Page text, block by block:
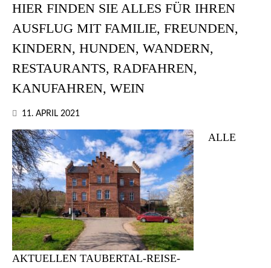
HIER FINDEN SIE ALLES FÜR IHREN
AUSFLUG MIT FAMILIE, FREUNDEN,
KINDERN, HUNDEN, WANDERN,
RESTAURANTS, RADFAHREN,
KANUFAHREN, WEIN
11. APRIL 2021
ALLE
AKTUELLEN TAUBERTAL-REISE-